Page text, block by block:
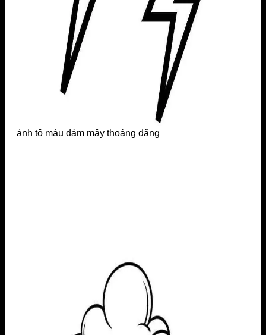
ảnh tô màu đám mây thoáng đãng